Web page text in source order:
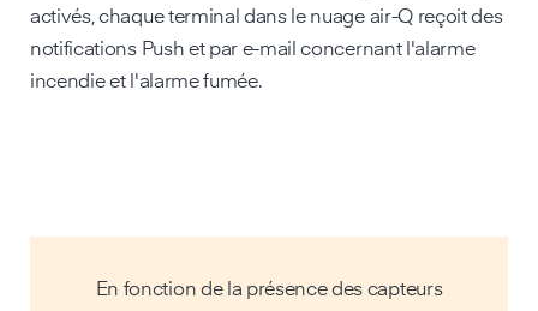
activés, chaque terminal dans le nuage air-Q reçoit des
notifications Push et par e-mail concernant l'alarme
incendie et l'alarme fumée.
En fonction de la présence des capteurs